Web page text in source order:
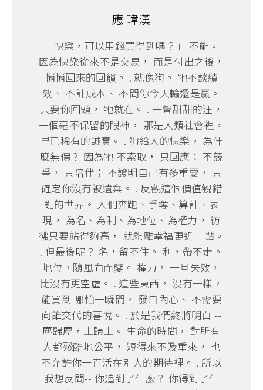
應 瑋漢
「快樂，可以用錢買得到嗎？」 不能。
因為快樂從來不是交易， 而是付出之後，
悄悄回來的回饋。 . 就像狗。 牠不談績
效、 不計成本、 不問你今天輸還是贏。
只要你回頭， 牠就在。 . 一聲甜甜的汪，
一個毫不保留的眼神， 那是人類社會裡，
早已稀有的誠實。 . 狗給人的快樂， 為什
麼無價？ 因為牠 不索取， 只回應； 不競
爭， 只陪伴； 不證明自己有多重要， 只
確定你沒有被遺棄。 . 反觀這個價值觀錯
亂的世界。 人們奔跑、爭奪、算計、表
現， 為名、為利、為地位、為權力， 彷
彿只要站得夠高， 就能離幸福更近一點。
. 但最後呢？ 名，留不住。 利，帶不走。
地位，隨風向而變。 權力， 一旦失效，
比沒有更空虛。 . 這些東西， 沒有一樣，
能買到 哪怕一瞬間， 發自內心、 不需要
向誰交代的喜悅。 . 於是我們終將明白 --
塵歸塵，土歸土。 生命的時間， 對所有
人都殘酷地公平， 短得來不及重來， 也
不允許你一直活在別人的期待裡。 . 所以
我想反問-- 你追到了什麼？ 你得到了什